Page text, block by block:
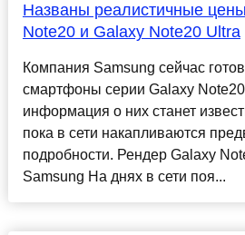
Названы реалистичные
Note20 и Galaxy Note20 Ultra
Компания Samsung сейчас
смартфоны серии Galaxy
информация о них станет
пока в сети накапливаются
подробности. Рендер Galaxy
Samsung На днях в сети поя...